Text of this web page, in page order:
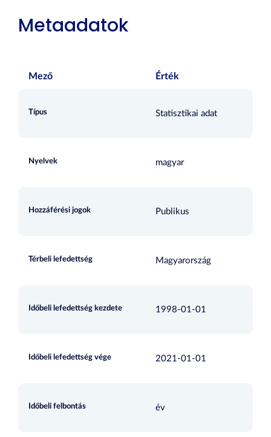
Metaadatok
Mező Érték
Típus Statisztikai adat
Nyelvek magyar
Hozzáférési jogok Publikus
Térbeli lefedettség Magyarország
Időbeli lefedettség kezdete 1998-01-01
Időbeli lefedettség vége 2021-01-01
Időbeli felbontás év